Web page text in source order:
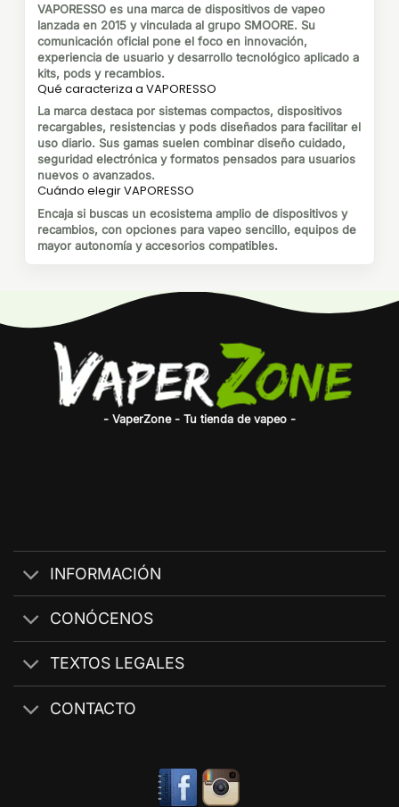
VAPORESSO es una marca de dispositivos de vapeo
lanzada en 2015 y vinculada al grupo SMOORE. Su
comunicación oficial pone el foco en innovación,
experiencia de usuario y desarrollo tecnológico aplicado a
kits, pods y recambios.
Qué caracteriza a VAPORESSO
La marca destaca por sistemas compactos, dispositivos
recargables, resistencias y pods diseñados para facilitar el
uso diario. Sus gamas suelen combinar diseño cuidado,
seguridad electrónica y formatos pensados para usuarios
nuevos o avanzados.
Cuándo elegir VAPORESSO
Encaja si buscas un ecosistema amplio de dispositivos y
recambios, con opciones para vapeo sencillo, equipos de
mayor autonomía y accesorios compatibles.
- VaperZone - Tu tienda de vapeo -
INFORMACIÓN
CONÓCENOS
TEXTOS LEGALES
CONTACTO